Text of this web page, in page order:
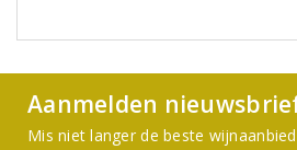
Aanmelden
Mis niet langer de beste